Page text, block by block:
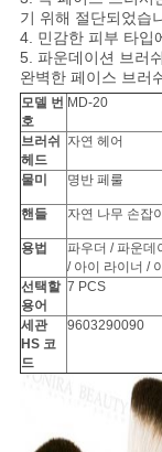
기 위해 절단되었습
4. 민감한 피부 타입
5. 파운데이션 브러
완벽한 페이스 브러
모델 번
호
MD-20
브러쉬
헤드
자연 헤어
물미 명반 페룰
핸들 자연 나무 손잡이
용법
파우더 / 파운데
/ 아이 라이너 /
선택할
용어
7 PCS
세관
HS 코
드
9603290090